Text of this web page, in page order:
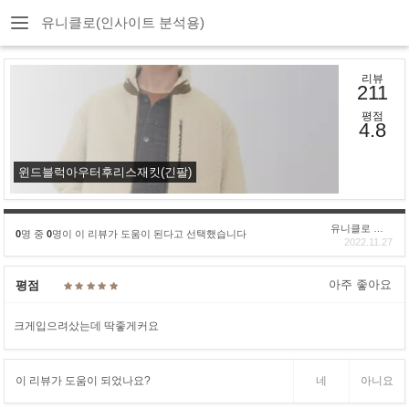
유니클로(인사이트 분석용)
윈드블럭아우터후리스재킷(긴팔)
리뷰
211
평점
4.8
0명 중 0명이 이 리뷰가 도움이 된다고 선택했습니다
2022.11.27
평점 아주 좋아요
크게입으려샀는데 딱좋게커요
이 리뷰가 도움이 되었나요? 네 아니요